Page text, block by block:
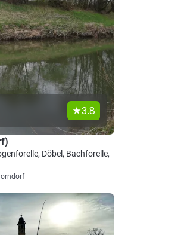
3.8
Döbel, Bachforelle,